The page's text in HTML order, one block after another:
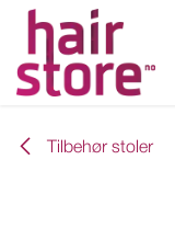
Skip to Content
Tilbehør stoler